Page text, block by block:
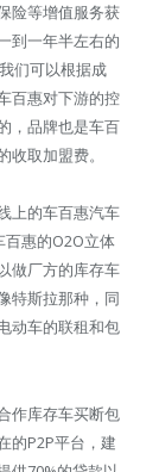
险等增值服务获
到一年半左右的
们可以根据成
百惠对下游的控
，品牌也是车百
取加盟费。
上的车百惠汽车
惠的O2O立体
做厂方的库存车
特斯拉那种，同
动车的联租和包
作库存车买断包
的P2P平台，建